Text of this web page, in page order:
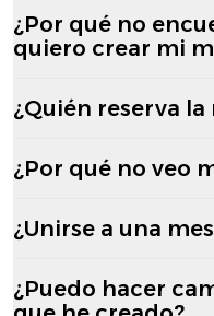
¿Por qué no
quiero crear mi
¿Quién reserva la
¿Por qué no veo
¿Unirse a una
¿Puedo hacer